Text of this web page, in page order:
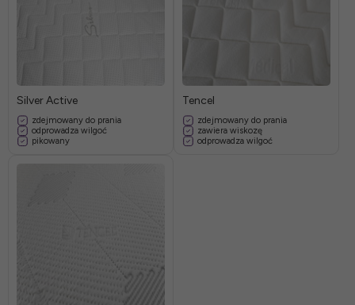
Silver Active
zdejmowany do prania
odprowadza wilgoć
pikowany
Tencel
zdejmowany do prania
zawiera wiskozę
odprowadza wilgoć